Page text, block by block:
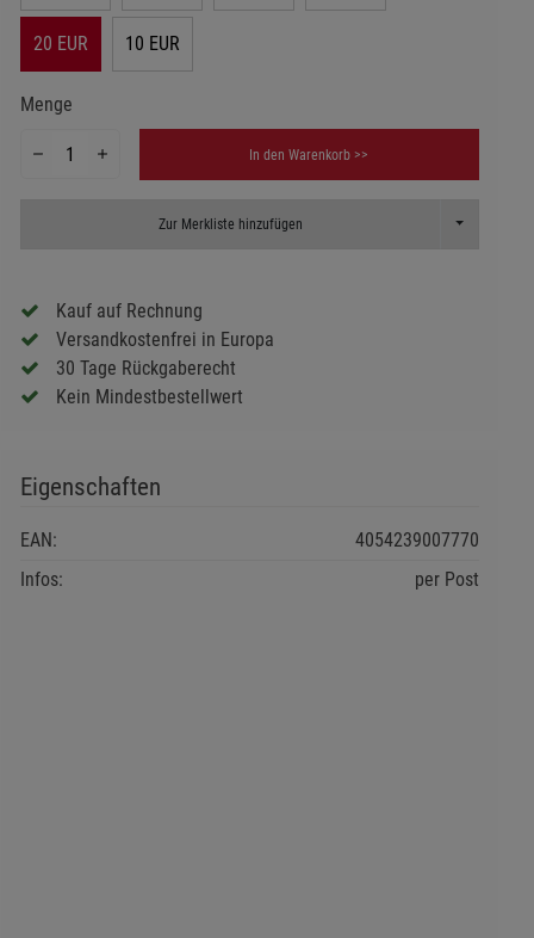
20 EUR 10 EUR
Menge
In den Warenkorb >>
Zur Merkliste hinzufügen Toggle
Kauf auf Rechnung
Versandkostenfrei in Europa
30 Tage Rückgaberecht
Kein Mindestbestellwert
Eigenschaften
EAN:
4054239007770
Infos:
per Post